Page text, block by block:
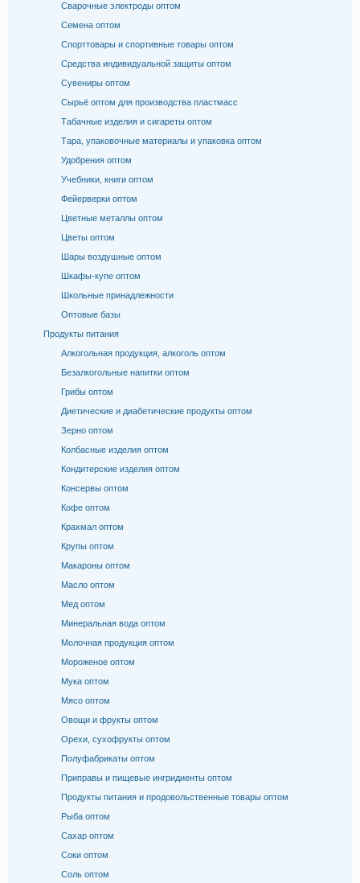
Сварочные электроды оптом
Семена оптом
Спорттовары и спортивные товары оптом
Средства индивидуальной защиты оптом
Сувениры оптом
Сырьё оптом для производства пластмасс
Табачные изделия и сигареты оптом
Тара, упаковочные материалы и упаковка оптом
Удобрения оптом
Учебники, книги оптом
Фейерверки оптом
Цветные металлы оптом
Цветы оптом
Шары воздушные оптом
Шкафы-купе оптом
Школьные принадлежности
Оптовые базы
Продукты питания
Алкогольная продукция, алкоголь оптом
Безалкогольные напитки оптом
Грибы оптом
Диетические и диабетические продукты оптом
Зерно оптом
Колбасные изделия оптом
Кондитерские изделия оптом
Консервы оптом
Кофе оптом
Крахмал оптом
Крупы оптом
Макароны оптом
Масло оптом
Мед оптом
Минеральная вода оптом
Молочная продукция оптом
Мороженое оптом
Мука оптом
Мясо оптом
Овощи и фрукты оптом
Орехи, сухофрукты оптом
Полуфабрикаты оптом
Приправы и пищевые ингридиенты оптом
Продукты питания и продовольственные товары оптом
Рыба оптом
Сахар оптом
Соки оптом
Соль оптом